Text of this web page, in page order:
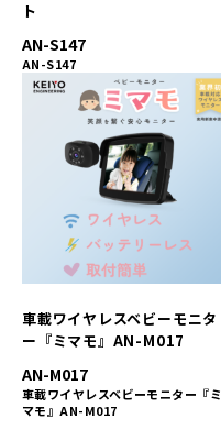
ト
AN-S147
AN-S147
車載ワイヤレスベビーモニタ
ー『ミマモ』AN-M017
AN-M017
車載ワイヤレスベビーモニター『ミ
マモ』AN-M017